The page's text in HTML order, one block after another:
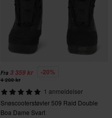
Fra 3 359 kr -20%
4 200 kr
1 anmeldelser
Snøscooterstøvler 509 Raid Double
Boa Dame Svart